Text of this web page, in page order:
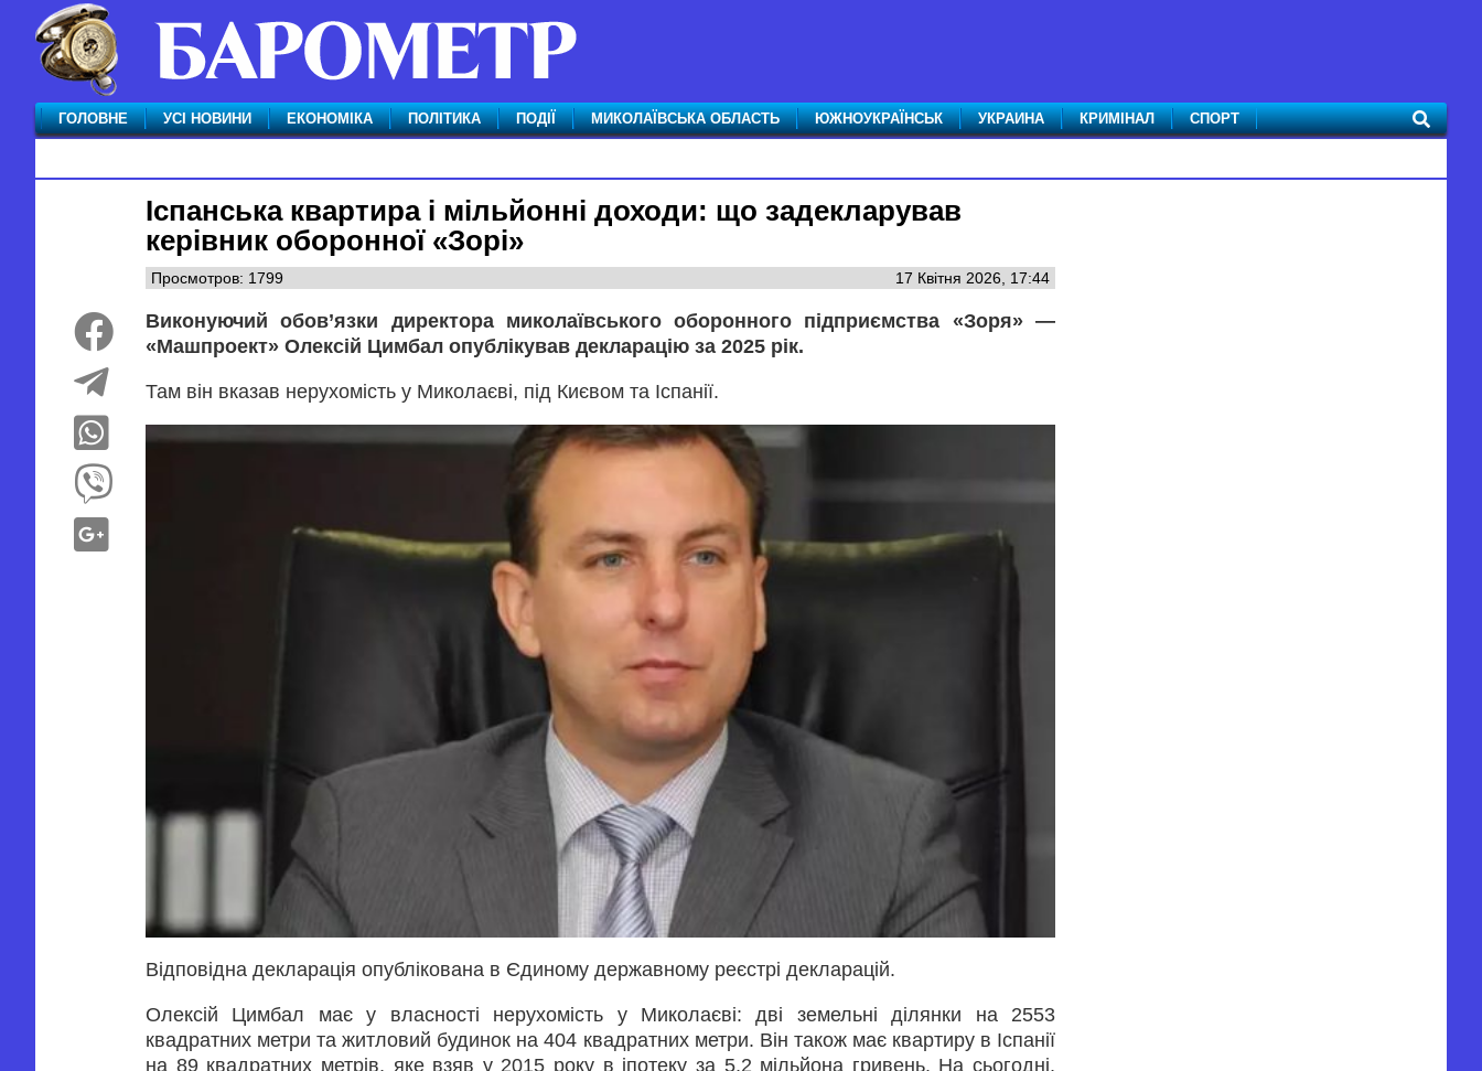
ГОЛОВНЕ УСІ НОВИНИ ЕКОНОМІКА ПОЛІТИКА ПОДІЇ МИКОЛАЇВСЬКА ОБЛАСТЬ ЮЖНОУКРАЇНСЬК УКРАИНА КРИМІНАЛ СПОРТ
Іспанська квартира і мільйонні доходи: що задекларував
керівник оборонної «Зорі»
Просмотров: 1799 17 Квітня 2026, 17:44
Виконуючий обов’язки директора миколаївського оборонного підприємства «Зоря» —
«Машпроект» Олексій Цимбал опублікував декларацію за 2025 рік.
Там він вказав нерухомість у Миколаєві, під Києвом та Іспанії.
Відповідна декларація опублікована в Єдиному державному реєстрі декларацій.
Олексій Цимбал має у власності нерухомість у Миколаєві: дві земельні ділянки на 2553
квадратних метри та житловий будинок на 404 квадратних метри. Він також має квартиру в Іспанії
на 89 квадратних метрів, яке взяв у 2015 року в іпотеку за 5,2 мільйона гривень. На сьогодні,